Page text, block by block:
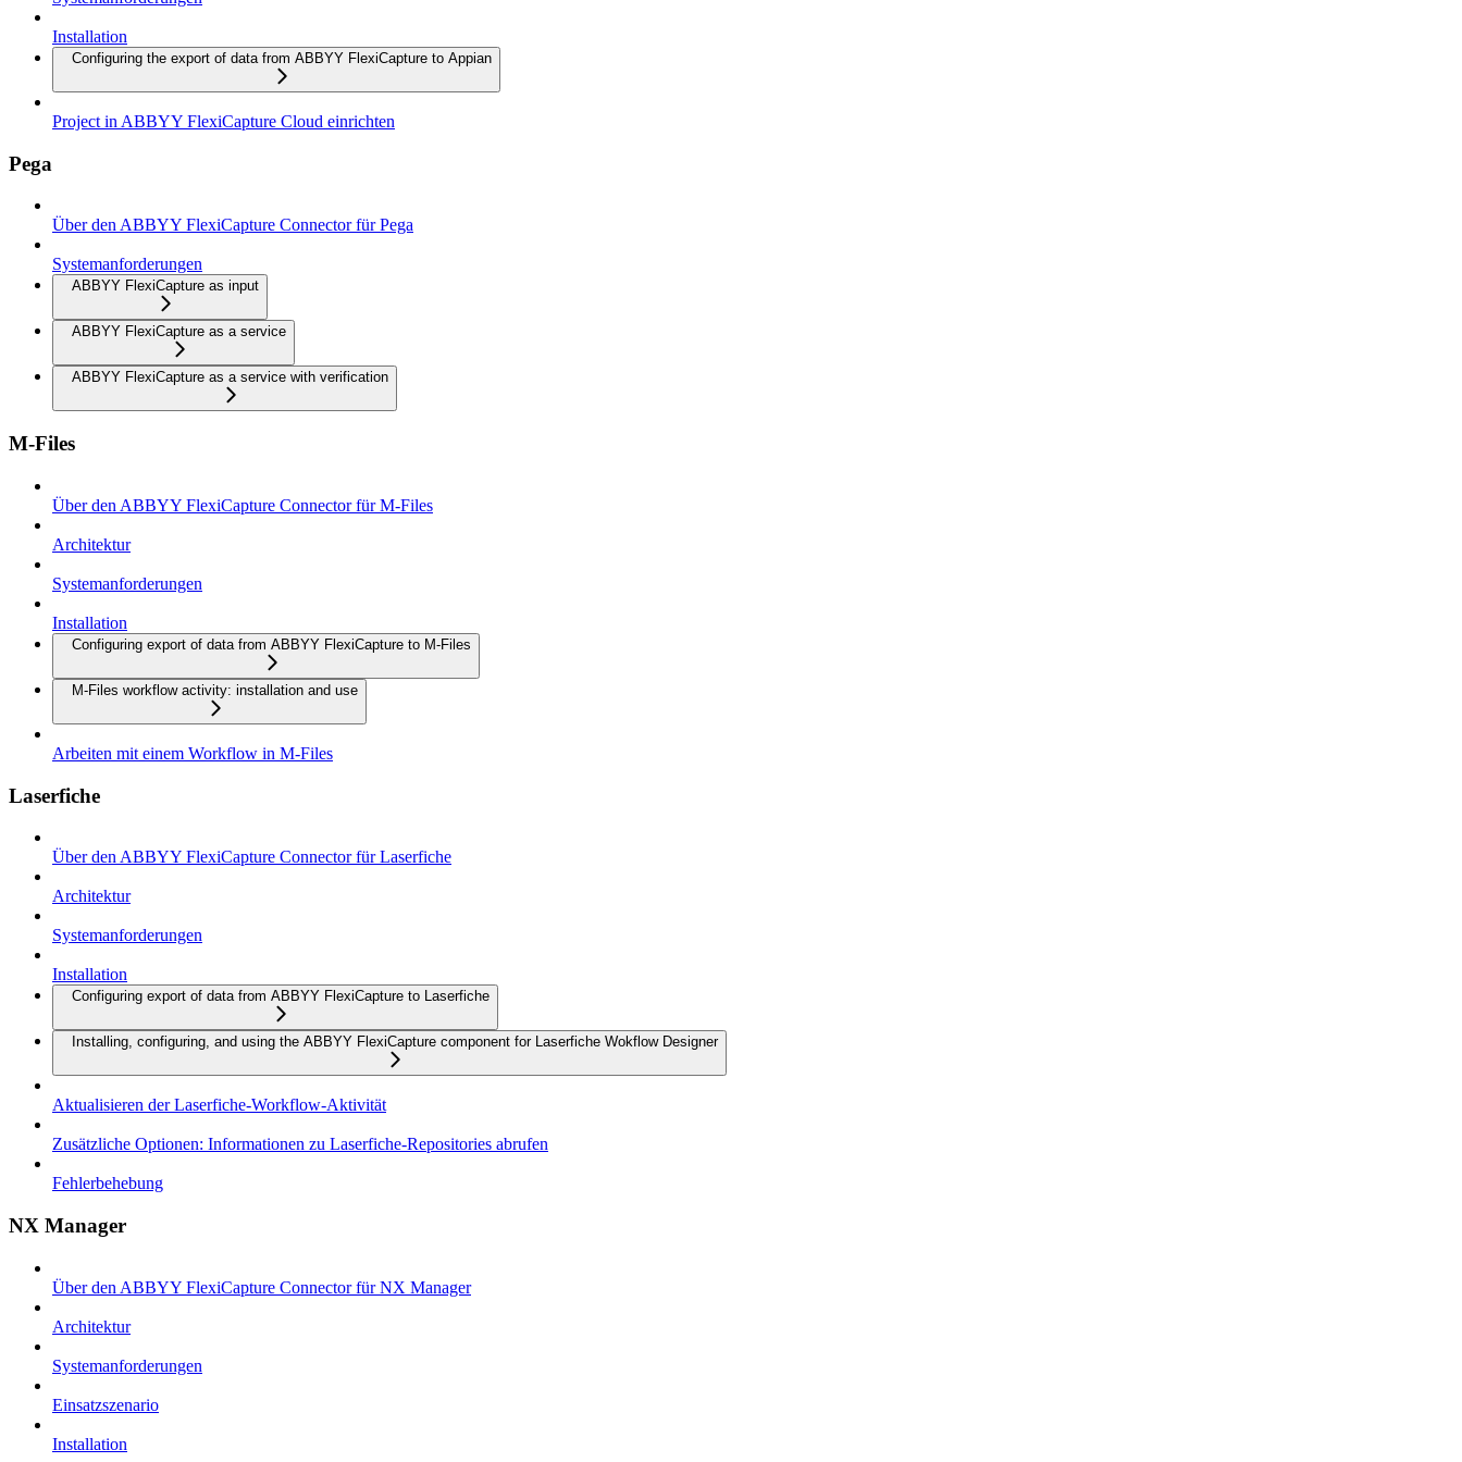
Installation
Configuring the export of data from ABBYY FlexiCapture to Appian
Project in ABBYY FlexiCapture Cloud einrichten
Pega
Über den ABBYY FlexiCapture Connector für Pega
Systemanforderungen
ABBYY FlexiCapture as input
ABBYY FlexiCapture as a service
ABBYY FlexiCapture as a service with verification
M-Files
Über den ABBYY FlexiCapture Connector für M-Files
Architektur
Systemanforderungen
Installation
Configuring export of data from ABBYY FlexiCapture to M-Files
M-Files workflow activity: installation and use
Arbeiten mit einem Workflow in M-Files
Laserfiche
Über den ABBYY FlexiCapture Connector für Laserfiche
Architektur
Systemanforderungen
Installation
Configuring export of data from ABBYY FlexiCapture to Laserfiche
Installing, configuring, and using the ABBYY FlexiCapture component for Laserfiche Wokflow Designer
Aktualisieren der Laserfiche-Workflow-Aktivität
Zusätzliche Optionen: Informationen zu Laserfiche-Repositories abrufen
Fehlerbehebung
NX Manager
Über den ABBYY FlexiCapture Connector für NX Manager
Architektur
Systemanforderungen
Einsatzszenario
Installation